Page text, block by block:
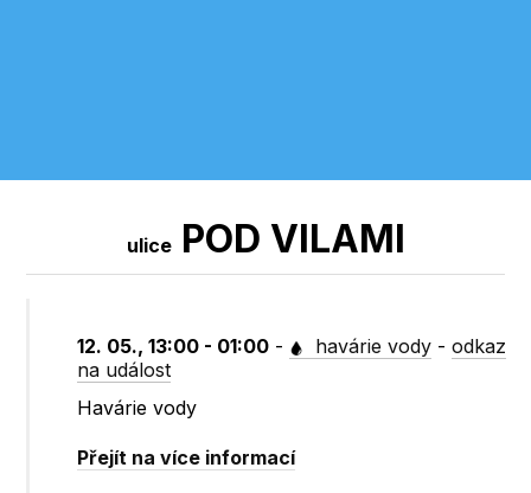
ulicePOD VILAMI
12. 05., 13:00 - 01:00 - havárie vody -odkaz
na událost
Havárie vody
Přejít na více informací